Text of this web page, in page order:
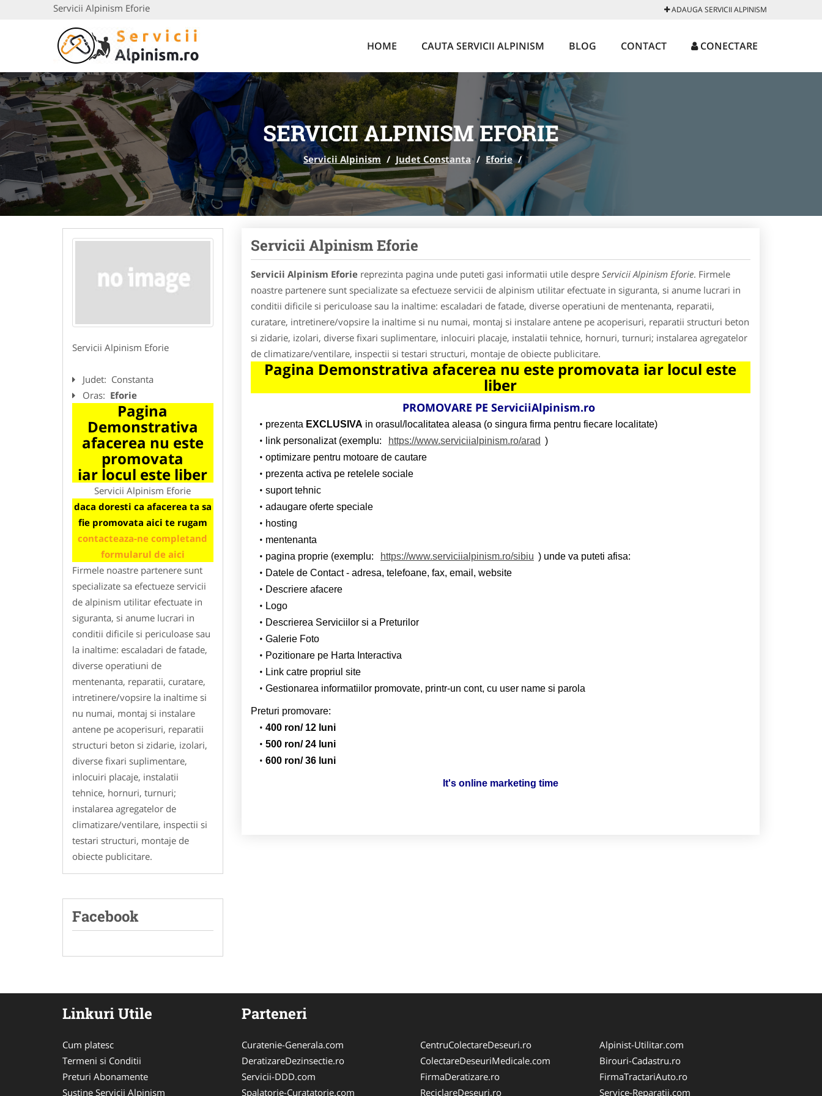
Servicii Alpinism Eforie ADAUGA SERVICII ALPINISM
HOME CAUTA SERVICII ALPINISM BLOG CONTACT CONECTARE
SERVICII ALPINISM EFORIE
Servicii Alpinism / Judet Constanta / Eforie /
Servicii Alpinism Eforie
Judet: Constanta
Oras: Eforie
Pagina
Demonstrativa
afacerea nu este
promovata
iar locul este liber
Servicii Alpinism Eforie
daca doresti ca afacerea ta sa
fie promovata aici te rugam
contacteaza-ne completand
formularul de aici
Firmele noastre partenere sunt
specializate sa efectueze servicii
de alpinism utilitar efectuate in
siguranta, si anume lucrari in
conditii dificile si periculoase sau
la inaltime: escaladari de fatade,
diverse operatiuni de
mentenanta, reparatii, curatare,
intretinere/vopsire la inaltime si
nu numai, montaj si instalare
antene pe acoperisuri, reparatii
structuri beton si zidarie, izolari,
diverse fixari suplimentare,
inlocuiri placaje, instalatii
tehnice, hornuri, turnuri;
instalarea agregatelor de
climatizare/ventilare, inspectii si
testari structuri, montaje de
obiecte publicitare.
Facebook
Servicii Alpinism Eforie
Servicii Alpinism Eforiereprezinta pagina unde puteti gasi informatii utile despre Servicii Alpinism Eforie. Firmele
noastre partenere sunt specializate sa efectueze servicii de alpinism utilitar efectuate in siguranta, si anume lucrari in
conditii dificile si periculoase sau la inaltime: escaladari de fatade, diverse operatiuni de mentenanta, reparatii,
curatare, intretinere/vopsire la inaltime si nu numai, montaj si instalare antene pe acoperisuri, reparatii structuri beton
si zidarie, izolari, diverse fixari suplimentare, inlocuiri placaje, instalatii tehnice, hornuri, turnuri; instalarea agregatelor
de climatizare/ventilare, inspectii si testari structuri, montaje de obiecte publicitare.
Pagina Demonstrativa afacerea nu este promovata iar locul este
liber
PROMOVARE PE ServiciiAlpinism.ro
prezenta EXCLUSIVA in orasul/localitatea aleasa (o singura firma pentru fiecare localitate)
link personalizat (exemplu:
https://www.serviciialpinism.ro/arad )
optimizare pentru motoare de cautare
prezenta activa pe retelele sociale
suport tehnic
adaugare oferte speciale
hosting
mentenanta
pagina proprie (exemplu:
https://www.serviciialpinism.ro/sibiu ) unde va puteti afisa:
Datele de Contact - adresa, telefoane, fax, email, website
Descriere afacere
Logo
Descrierea Serviciilor si a Preturilor
Galerie Foto
Pozitionare pe Harta Interactiva
Link catre propriul site
Gestionarea informatiilor promovate, printr-un cont, cu user name si parola
Preturi promovare:
400 ron/ 12 luni
500 ron/ 24 luni
600 ron/ 36 luni
It's online marketing time
Linkuri Utile
Cum platesc
Termeni si Conditii
Preturi Abonamente
Sustine Servicii Alpinism
Parteneri
Curatenie-Generala.com
DeratizareDezinsectie.ro
Servicii-DDD.com
Spalatorie-Curatatorie.com
CentruColectareDeseuri.ro
ColectareDeseuriMedicale.com
FirmaDeratizare.ro
ReciclareDeseuri.ro
Alpinist-Utilitar.com
Birouri-Cadastru.ro
FirmaTractariAuto.ro
Service-Reparatii.com